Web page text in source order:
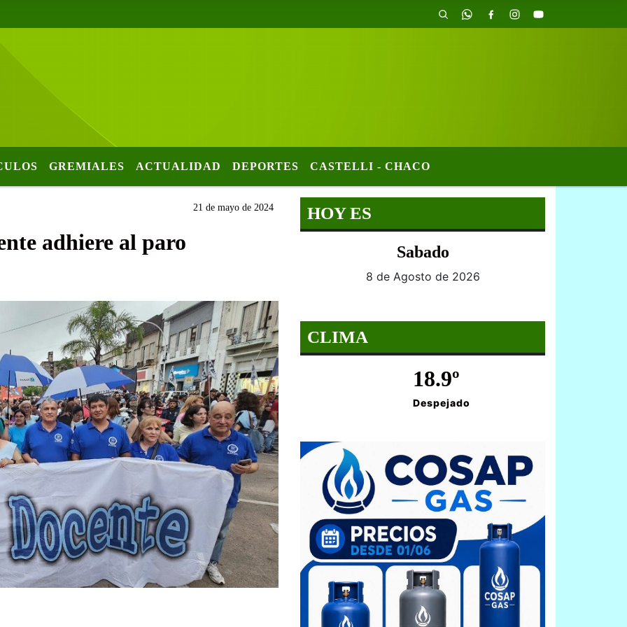
GREMIALES ACTUALIDAD DEPORTES CASTELLI - CHACO
21 de mayo de 2024
adhiere al paro
HOY ES
Sabado
8 de Agosto de 2026
CLIMA
18.9º
Despejado